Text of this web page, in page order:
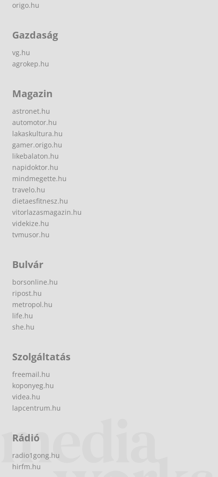
origo.hu
Gazdaság
vg.hu
agrokep.hu
Magazin
astronet.hu
automotor.hu
lakaskultura.hu
gamer.origo.hu
likebalaton.hu
napidoktor.hu
mindmegette.hu
travelo.hu
dietaesfitnesz.hu
vitorlazasmagazin.hu
videkize.hu
tvmusor.hu
Bulvár
borsonline.hu
ripost.hu
metropol.hu
life.hu
she.hu
Szolgáltatás
freemail.hu
koponyeg.hu
videa.hu
lapcentrum.hu
Rádió
radio1gong.hu
hirfm.hu